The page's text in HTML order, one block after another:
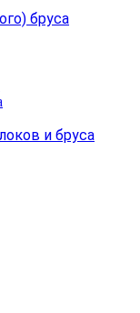
бруса
и бруса